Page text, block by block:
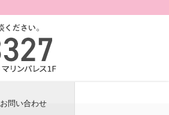
お問い合わせ